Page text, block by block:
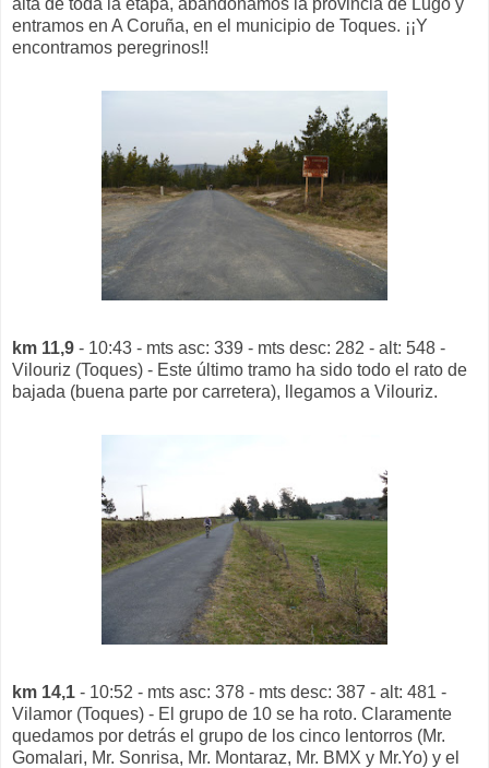
entramos en A Coruña, en el municipio de Toques. ¡¡Y
encontramos peregrinos!!
km 11,9 - 10:43 - mts asc: 339 - mts desc: 282 - alt: 548 -
Vilouriz (Toques) - Este último tramo ha sido todo el rato de
bajada (buena parte por carretera), llegamos a Vilouriz.
km 14,1 - 10:52 - mts asc: 378 - mts desc: 387 - alt: 481 -
Vilamor (Toques) - El grupo de 10 se ha roto. Claramente
quedamos por detrás el grupo de los cinco lentorros (Mr.
Gomalari, Mr. Sonrisa, Mr. Montaraz, Mr. BMX y Mr.Yo) y el